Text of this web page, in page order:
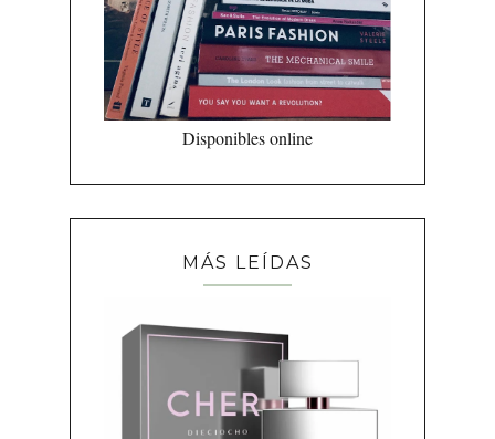
Disponibles online
MÁS LEÍDAS